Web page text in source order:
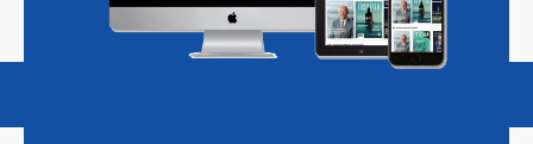
Magazine Podcasts Vacatures